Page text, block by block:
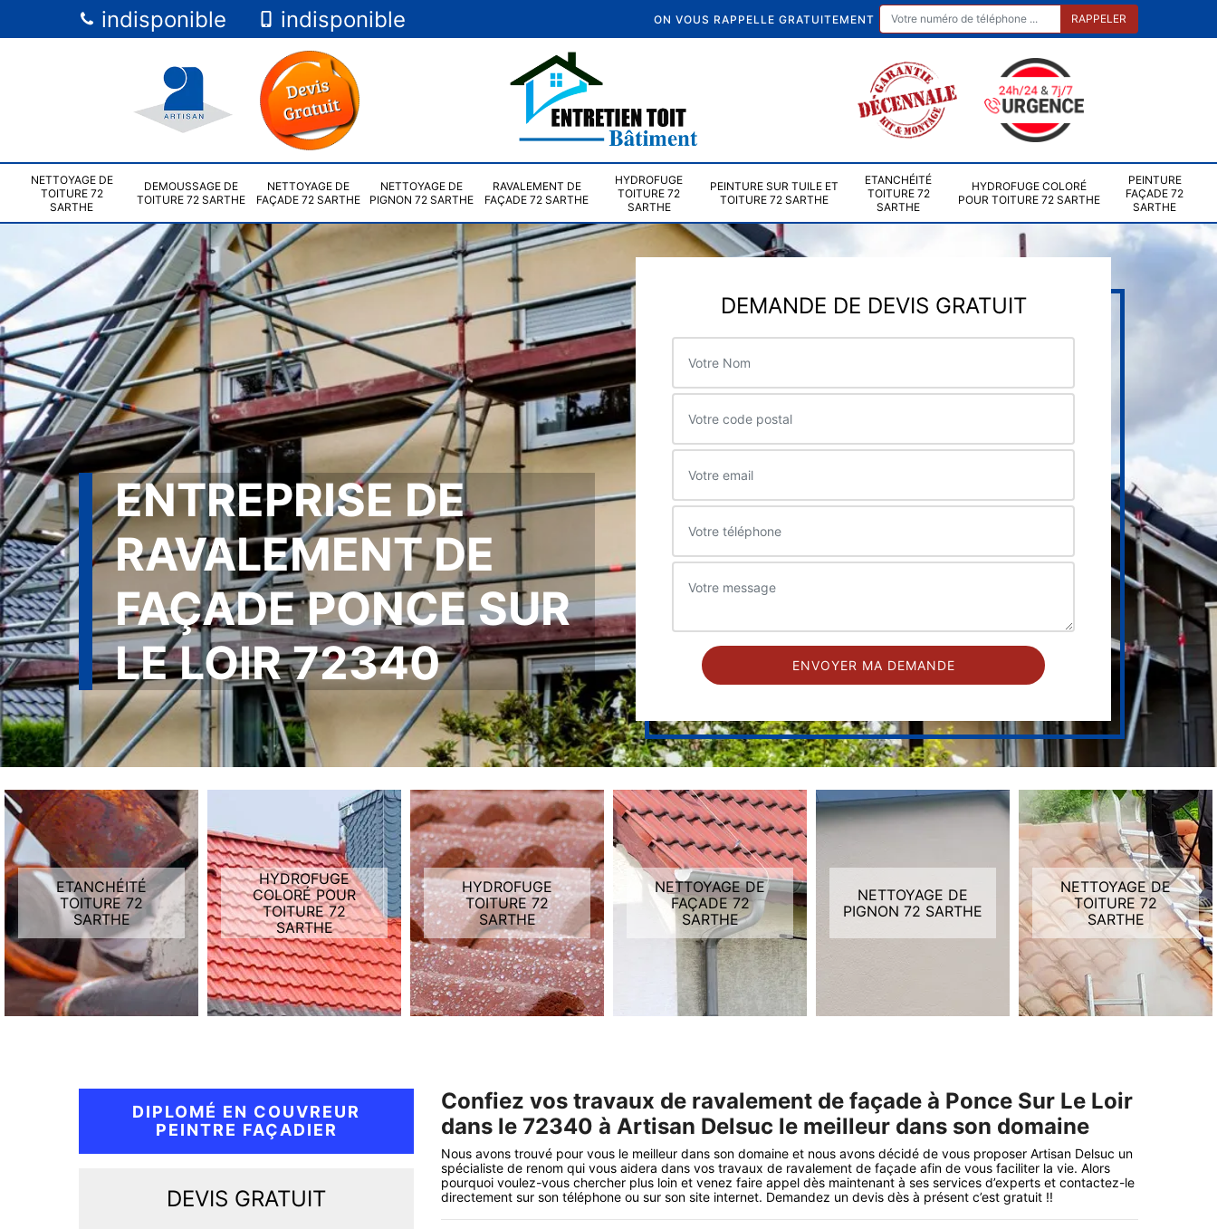
indisponible indisponible ON VOUS RAPPELLE GRATUITEMENT
NETTOYAGE DE
TOITURE 72
SARTHE
DEMOUSSAGE DE
TOITURE 72 SARTHE
NETTOYAGE DE
FAÇADE 72 SARTHE
NETTOYAGE DE
PIGNON 72 SARTHE
RAVALEMENT DE
FAÇADE 72 SARTHE
HYDROFUGE
TOITURE 72
SARTHE
PEINTURE SUR TUILE ET
TOITURE 72 SARTHE
ETANCHÉITÉ
TOITURE 72
SARTHE
HYDROFUGE COLORÉ
POUR TOITURE 72 SARTHE
PEINTURE
FAÇADE 72
SARTHE
ENTREPRISE DE
RAVALEMENT DE
FAÇADE PONCE SUR
LE LOIR 72340
DEMANDE DE DEVIS GRATUIT
ETANCHÉITÉ
TOITURE 72
SARTHE
HYDROFUGE
COLORÉ POUR
TOITURE 72
SARTHE
HYDROFUGE
TOITURE 72
SARTHE
NETTOYAGE DE
FAÇADE 72
SARTHE
NETTOYAGE DE
PIGNON 72 SARTHE
NETTOYAGE DE
TOITURE 72
SARTHE
DIPLOMÉ EN COUVREUR
PEINTRE FAÇADIER
DEVIS GRATUIT
Confiez vos travaux de ravalement de façade à Ponce Sur Le Loir
dans le 72340 à Artisan Delsuc le meilleur dans son domaine
Nous avons trouvé pour vous le meilleur dans son domaine et nous avons décidé de vous proposer Artisan Delsuc un
spécialiste de renom qui vous aidera dans vos travaux de ravalement de façade afin de vous faciliter la vie. Alors
pourquoi voulez-vous chercher plus loin et venez faire appel dès maintenant à ses services d’experts et contactez-le
directement sur son téléphone ou sur son site internet. Demandez un devis dès à présent c’est gratuit !!